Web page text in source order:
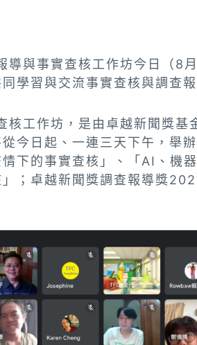
導與事實查核工作坊今日（8
學習與交流事實查核與調查
核工作坊，是由卓越新聞獎基
今日起、一連三天下午，舉
下的事實查核」、「AI、機
；卓越新聞獎調查報導獎